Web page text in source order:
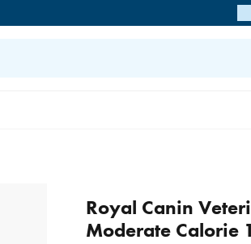
Royal Canin
Moderate Calorie